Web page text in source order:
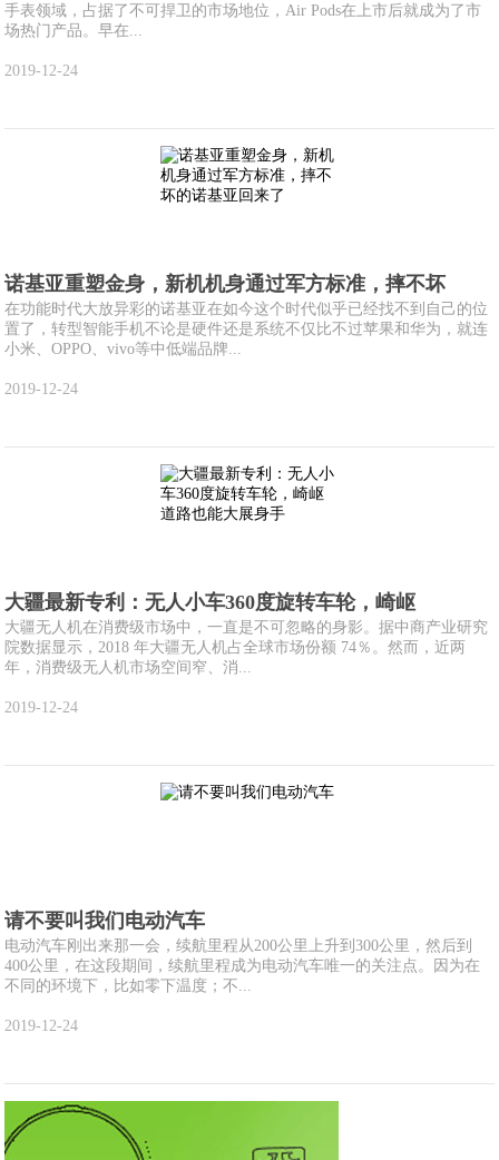
手表领域，占据了不可捍卫的市场地位，Air Pods在上市后就成为了市
场热门产品。早在...
2019-12-24
诺基亚重塑金身，新机机身通过军方标准，摔不坏
在功能时代大放异彩的诺基亚在如今这个时代似乎已经找不到自己的位
置了，转型智能手机不论是硬件还是系统不仅比不过苹果和华为，就连
小米、OPPO、vivo等中低端品牌...
2019-12-24
大疆最新专利：无人小车360度旋转车轮，崎岖
大疆无人机在消费级市场中，一直是不可忽略的身影。据中商产业研究
院数据显示，2018 年大疆无人机占全球市场份额 74％。然而，近两
年，消费级无人机市场空间窄、消...
2019-12-24
请不要叫我们电动汽车
电动汽车刚出来那一会，续航里程从200公里上升到300公里，然后到
400公里，在这段期间，续航里程成为电动汽车唯一的关注点。因为在
不同的环境下，比如零下温度；不...
2019-12-24